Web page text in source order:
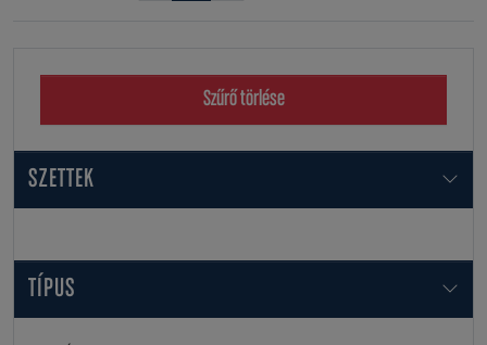
Szűrő törlése
SZETTEK
TÍPUS